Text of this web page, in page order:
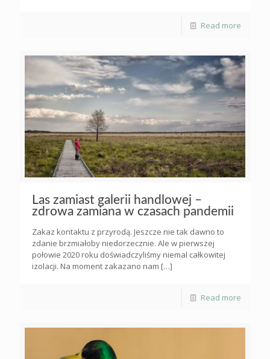
Read more
Las zamiast galerii handlowej –
zdrowa zamiana w czasach pandemii
Zakaz kontaktu z przyrodą. Jeszcze nie tak dawno to
zdanie brzmiałoby niedorzecznie. Ale w pierwszej
połowie 2020 roku doświadczyliśmy niemal całkowitej
izolacji. Na moment zakazano nam […]
Read more